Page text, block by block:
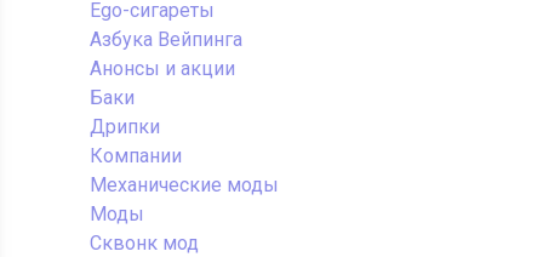
Ego-сигареты
Азбука Вейпинга
Анонсы и акции
Баки
Дрипки
Компании
Механические моды
Моды
Сквонк мод